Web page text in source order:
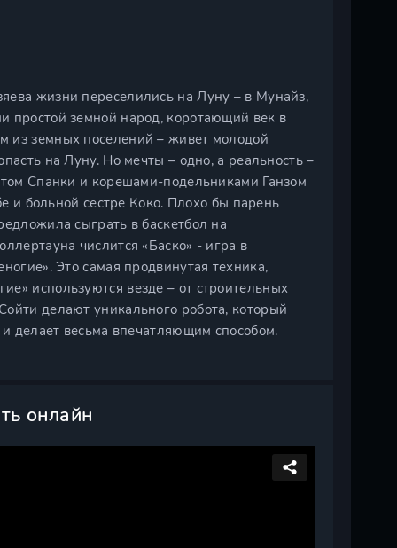
жизни переселились на Луну – в Мунайз,
простой земной народ, коротающий век в
земных поселений – живет молодой
на Луну. Но мечты – одно, а реальность –
Спанки и корешами-подельниками Ганзом
и больной сестре Коко. Плохо бы парень
сыграть в баскетбол на
числится «Баско» - игра в
Это самая продвинутая техника,
используются везде – от строительных
делают уникального робота, который
делает весьма впечатляющим способом.
онлайн